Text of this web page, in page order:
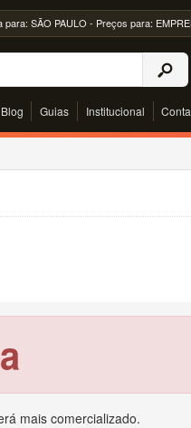
para: SÃO PAULO - Preços para:
Blog Guias Institucional
mais comercializado.